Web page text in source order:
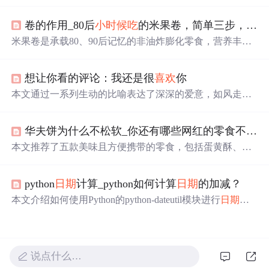
法支持24小时制，并展示了如何避免常见的时间格式错
误。
卷的作用_80后小时候吃的米果卷，简单三步，挑选香脆米果卷
米果卷是承载80、90后记忆的非油炸膨化零食，营养丰
添加剂；购买后品鉴，选形状完整、颜色自然、有谷物
香、口感好的。
想让你看的评论：我还是很喜欢你
本文通过一系列生动的比喻表达了深深的爱意，如风走过
华夫饼为什么不松软_你还有哪些网红的零食不知道，这几款好
本文推荐了五款美味且方便携带的零食，包括蛋黄酥、华
python 日期计算_python如何计算 日期的加减？
本文介绍如何使用Python的python-dateutil模块进行日期 的
说点什么…